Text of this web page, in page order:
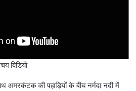
विडियो
अमरकंटक की पहाड़ियों के बीच नर्मदा नदी में